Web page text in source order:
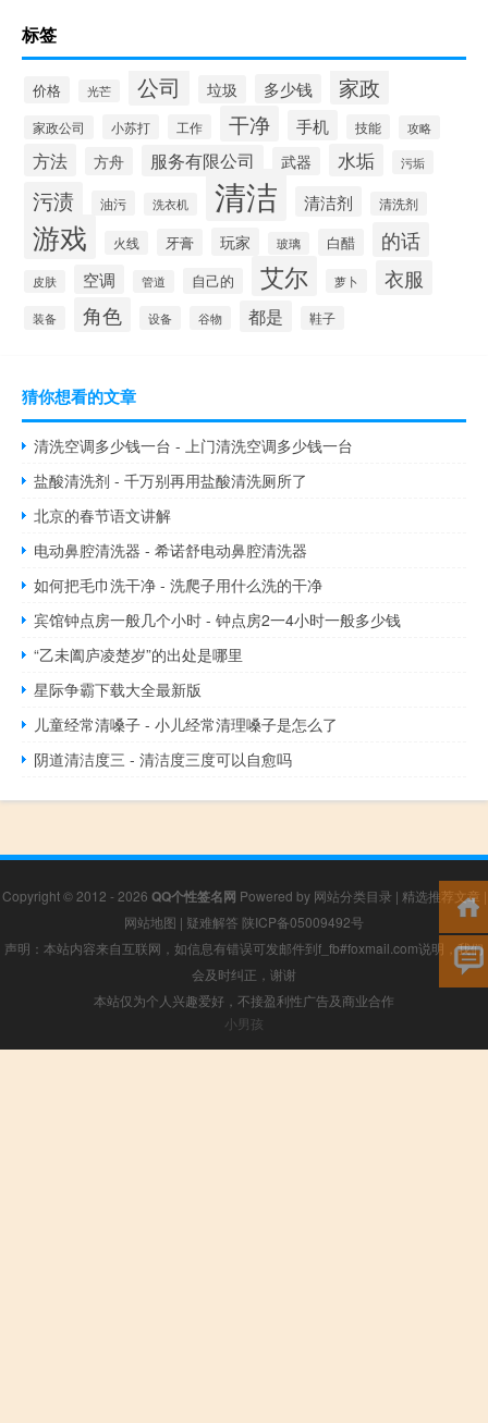
标签
价格 光芒 公司 垃圾 多少钱 家政
家政公司 小苏打 工作 干净 手机 技能 攻略
方法 方舟 服务有限公司 武器 水垢 污垢
污渍 油污 洗衣机 清洁 清洁剂 清洗剂
游戏 火线 牙膏 玩家 玻璃 白醋 的话
皮肤 空调 管道 自己的 艾尔 萝卜 衣服
装备 角色 设备 谷物 都是 鞋子
猜你想看的文章
清洗空调多少钱一台 - 上门清洗空调多少钱一台
盐酸清洗剂 - 千万别再用盐酸清洗厕所了
北京的春节语文讲解
电动鼻腔清洗器 - 希诺舒电动鼻腔清洗器
如何把毛巾洗干净 - 洗爬子用什么洗的干净
宾馆钟点房一般几个小时 - 钟点房2一4小时一般多少钱
“乙未阖庐凌楚岁”的出处是哪里
星际争霸下载大全最新版
儿童经常清嗓子 - 小儿经常清理嗓子是怎么了
阴道清洁度三 - 清洁度三度可以自愈吗
Copyright © 2012 - 2026 QQ个性签名网 Powered by 网站分类目录 | 精选推荐文章 |
网站地图 | 疑难解答 陕ICP备05009492号
声明：本站内容来自互联网，如信息有错误可发邮件到f_fb#foxmail.com说明，我们
会及时纠正，谢谢
本站仅为个人兴趣爱好，不接盈利性广告及商业合作
小男孩